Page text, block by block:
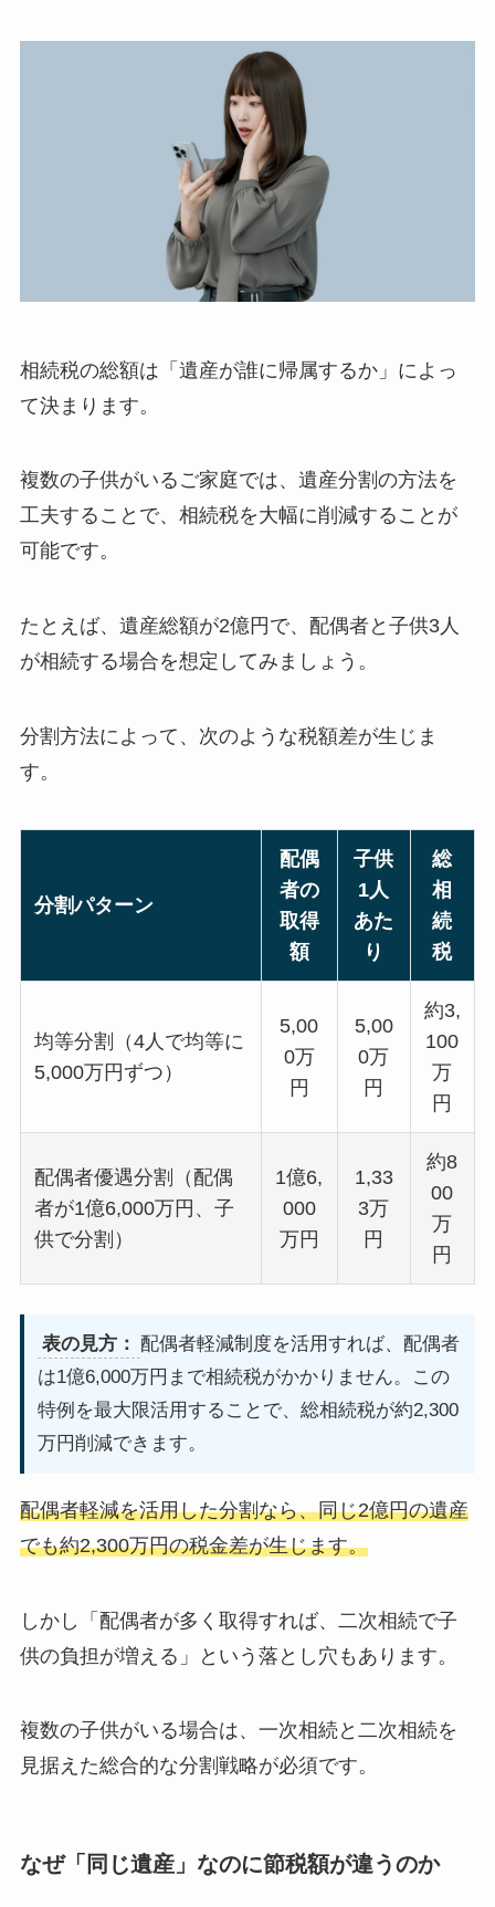
相続税の総額は「遺産が誰に帰属するか」によっ
て決まります。
複数の子供がいるご家庭では、遺産分割の方法を
工夫することで、相続税を大幅に削減することが
可能です。
たとえば、遺産総額が2億円で、配偶者と子供3人
が相続する場合を想定してみましょう。
分割方法によって、次のような税額差が生じま
す。
分割パターン
配偶
者の
取得
額
子供
1人
あた
り
総
相
続
税
均等分割（4人で均等に
5,000万円ずつ）
5,00
0万
円
5,00
0万
円
約3,
100
万
円
配偶者優遇分割（配偶
者が1億6,000万円、子
供で分割）
1億6,
000
万円
1,33
3万
円
約8
00
万
円
表の見方： 配偶者軽減制度を活用すれば、配偶者
は1億6,000万円まで相続税がかかりません。この
特例を最大限活用することで、総相続税が約2,300
万円削減できます。
配偶者軽減を活用した分割なら、同じ2億円の遺産
でも約2,300万円の税金差が生じます。
しかし「配偶者が多く取得すれば、二次相続で子
供の負担が増える」という落とし穴もあります。
複数の子供がいる場合は、一次相続と二次相続を
見据えた総合的な分割戦略が必須です。
なぜ「同じ遺産」なのに節税額が違うのか